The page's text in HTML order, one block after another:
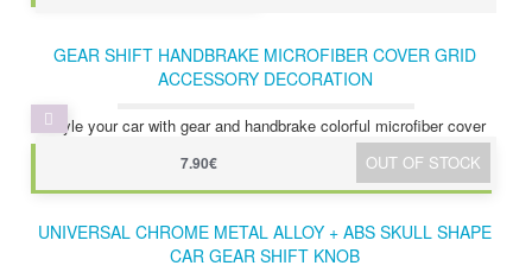
GEAR SHIFT HANDBRAKE MICROFIBER COVER GRID
ACCESSORY DECORATION
Style your car with gear and handbrake colorful microfiber cover
MICROFIBER ACCESSORY HANDBRAKE+SHIFT KNONB
OUT OF STOCK
7.90€
UNIVERSAL CHROME METAL ALLOY + ABS SKULL SHAPE
CAR GEAR SHIFT KNOB